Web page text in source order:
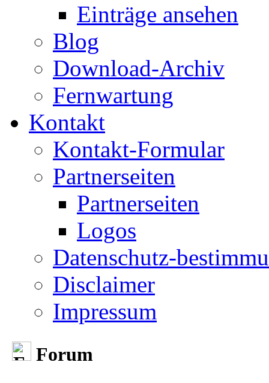
Einträge ansehen
Blog
Download-Archiv
Fernwartung
Kontakt
Kontakt-Formular
Partnerseiten
Partnerseiten
Logos
Datenschutz-
Disclaimer
Impressum
Forum